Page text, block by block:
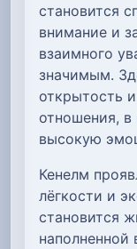
становится
внимание и
взаимного
значимым.
открытость
отношения, в
высокую
Кенелм
лёгкости и
становится